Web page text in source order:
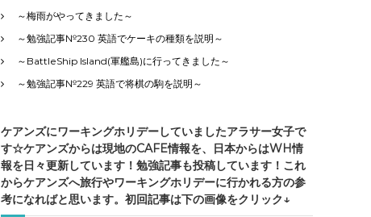
～梅雨がやってきました～
～勉強記事№230 英語でケーキの種類を説明～
～BattleShip Island(軍艦島)に行ってきました～
～勉強記事№229 英語で将棋の駒を説明～
ケアンズにワーキングホリデーしていましたアラサー女子で
す☆ケアンズからは現地のCAFE情報を、日本からはWH情
報を日々更新しています！勉強記事も投稿しています！これ
からケアンズへ旅行やワーキングホリデーに行かれる方の参
考になればと思います。初回記事は下の画像をクリック↓